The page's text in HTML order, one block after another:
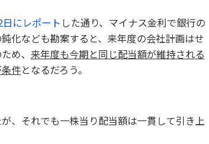
日にレポート した通り、マイナス金利で銀行の
化なども勘案すると、来年度の会社計画はせ
め、 来年度も今期と同じ配当額が維持される
件となるだろう。
、それでも一株当り配当額は一貫して引き上